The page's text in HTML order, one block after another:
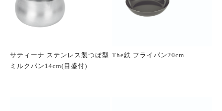
サティーナ ステンレス製つぼ型
ミルクパン14cm(目盛付)
The鉄 フライパン20cm